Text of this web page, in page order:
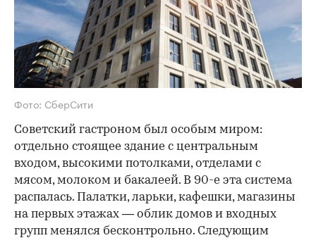
Фото: СберСити
Советский гастроном был особым миром:
отдельно стоящее здание с центральным
входом, высокими потолками, отделами с
мясом, молоком и бакалеей. В 90-е эта система
распалась. Палатки, ларьки, кафешки, магазины
на первых этажах — облик домов и входных
групп менялся бесконтрольно. Следующим